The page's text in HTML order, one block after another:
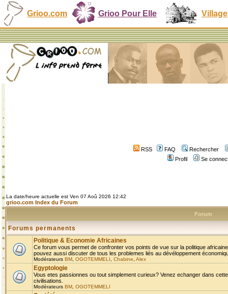
Grioo.com Grioo Pour Elle Village
RSS FAQ
Rechercher
Profil
Se
La date/heure actuelle est Ven 07 Aoû 2026 12:42
grioo.com Index du Forum
Forum
Forums permanents
Politique & Economie Africaines
Ce forum vous permet de confronter vos points de vue sur la politique
pouvez aussi discuter de tous les problemes liés au dévéloppement
Modérateurs BM OGOTEMMELI Chabine Alex
Egyptologie
Vous etes passionnes ou tout simplement curieux? Venez echanger dans
civilisations.
Modérateurs BM OGOTEMMELI